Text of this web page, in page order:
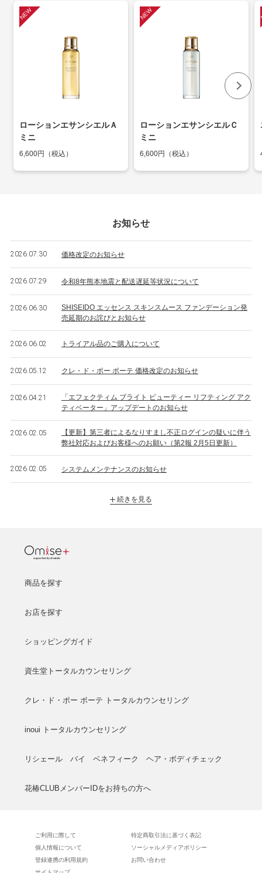
ローションエサンシエルＡ
ミニ
6,600円（税込）
ローションエサンシエルＣ
ミニ
6,600円（税込）
お知らせ
2026.07.30 価格改定のお知らせ
2026.07.29 令和8年熊本地震と配送遅延等状況について
2026.06.30
SHISEIDO エッセンス スキンスムース ファンデーション発
売延期のお詫びとお知らせ
2026.06.02 トライアル品のご購入について
2026.05.12 クレ・ド・ポー ボーテ 価格改定のお知らせ
2026.04.21
「エフェクティム ブライト ビューティー リフティング アク
ティベーター」アップデートのお知らせ
2026.02.05
【更新】第三者によるなりすまし不正ログインの疑いに伴う
弊社対応およびお客様へのお願い（第2報 2月5日更新）
2026.02.05 システムメンテナンスのお知らせ
続きを見る
商品を探す
お店を探す
ショッピングガイド
資生堂トータルカウンセリング
クレ・ド・ポー ボーテ トータルカウンセリング
inoui トータルカウンセリング
リシェール バイ ベネフィーク ヘア・ボディチェック
花椿CLUBメンバーIDをお持ちの方へ
ご利用に際して
特定商取引法に基づく表記
個人情報について
ソーシャルメディアポリシー
登録連携の利用規約
お問い合わせ